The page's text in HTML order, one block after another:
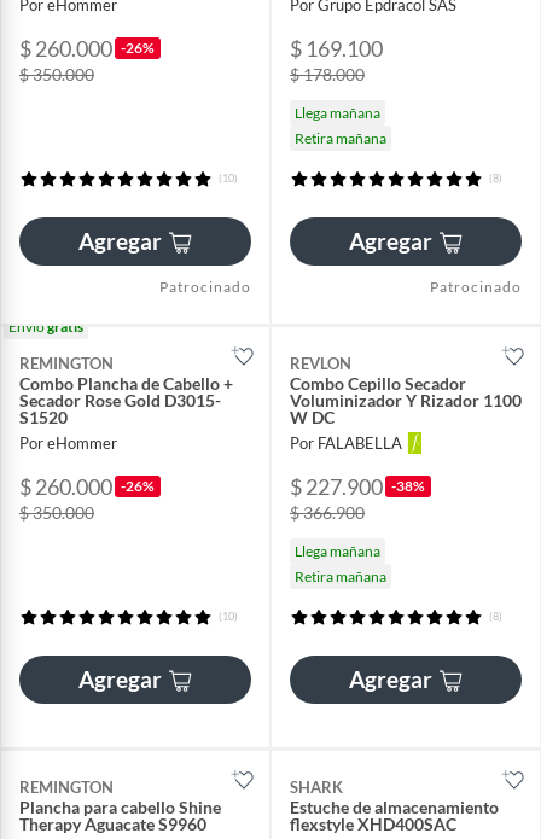
Por eHommer
$ 260.000 -26%
$ 350.000
(10)
Agregar
Patrocinado
Por Grupo Epdracol SAS
$ 169.100
$ 178.000
Llega mañana
Retira mañana
(8)
Agregar
Patrocinado
Envíogratis
REMINGTON
Combo Plancha de Cabello +
Secador Rose Gold D3015-
S1520
Por eHommer
$ 260.000 -26%
$ 350.000
(10)
Agregar
REVLON
Combo Cepillo Secador
Voluminizador Y Rizador 1100
W DC
Por FALABELLA
$ 227.900 -38%
$ 366.900
Llega mañana
Retira mañana
(8)
Agregar
REMINGTON
Plancha para cabello Shine
Therapy Aguacate S9960
SHARK
Estuche de almacenamiento
flexstyle XHD400SAC